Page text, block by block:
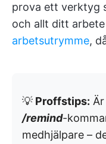
prova ett verktyg
och allt ditt
arbetsutrymme,
💡 Proffstips:
/remind-
medhjälpare –